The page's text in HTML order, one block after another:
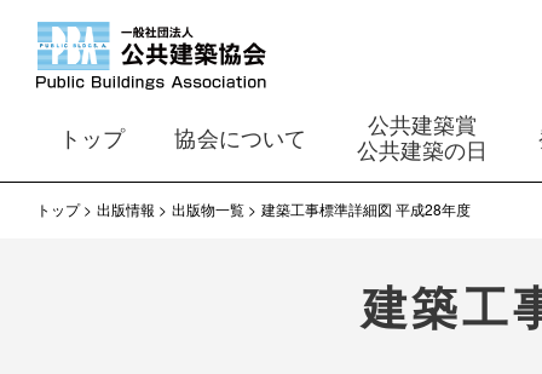
トップ 協会について
公共建築賞
公共建築の日
トップ 出版情報 出版物一覧 建築工事標準詳細図 平成28年度
建築工